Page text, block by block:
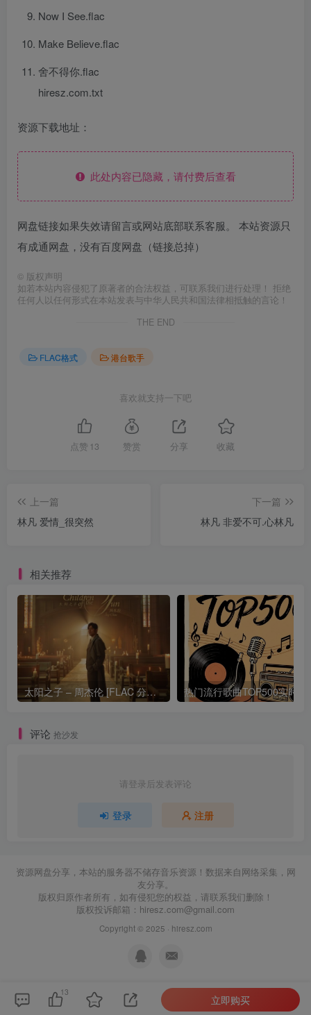
Now I See.flac
Make Believe.flac
舍不得你.flac
hiresz.com.txt
资源下载地址：
此处内容已隐藏，请付费后查看
网盘链接如果失效请留言或网站底部联系客服。 本站资源只
有成通网盘，没有百度网盘（链接总掉）
© 版权声明
如若本站内容侵犯了原著者的合法权益，可联系我们进行处理！ 拒绝
任何人以任何形式在本站发表与中华人民共和国法律相抵触的言论！
THE END
FLAC格式 港台歌手
喜欢就支持一下吧
点赞 13 赞赏 分享 收藏
上一篇
林凡 爱情_很突然
下一篇
林凡 非爱不可.心林凡
相关推荐
太阳之子 – 周杰伦 [FLAC 分轨 192Khz 24bit]
评论 抢沙发
请登录后发表评论
登录 注册
资源网盘分享，本站的服务器不储存音乐资源！数据来自网络采集，网
友分享。
版权归原作者所有，如有侵犯您的权益，请联系我们删除！
版权投诉邮箱： hiresz.com@gmail.com
Copyright © 2025 · hiresz.com
13
立即购买